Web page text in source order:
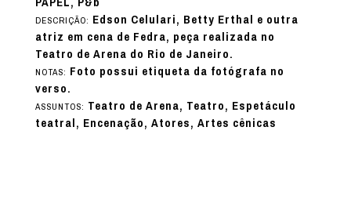
DESCRIÇÃO: Edson Celulari, Betty Erthal e outra
atriz em cena de Fedra, peça realizada no
Teatro de Arena do Rio de Janeiro.
NOTAS: Foto possui etiqueta da fotógrafa no
verso.
ASSUNTOS: Teatro de Arena, Teatro, Espetáculo
teatral, Encenação, Atores, Artes cênicas